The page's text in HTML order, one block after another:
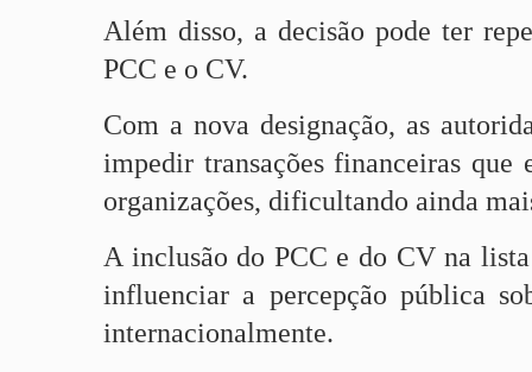
Além disso, a decisão pode ter
PCC e o CV.
Com a nova designação, as
impedir transações financeiras que
organizações, dificultando ainda
A inclusão do PCC e do CV na
influenciar a percepção pública
internacionalmente.